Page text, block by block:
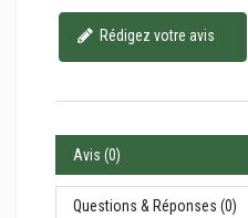
Rédigez votre avis
Avis (0)
Questions & Réponses (0)